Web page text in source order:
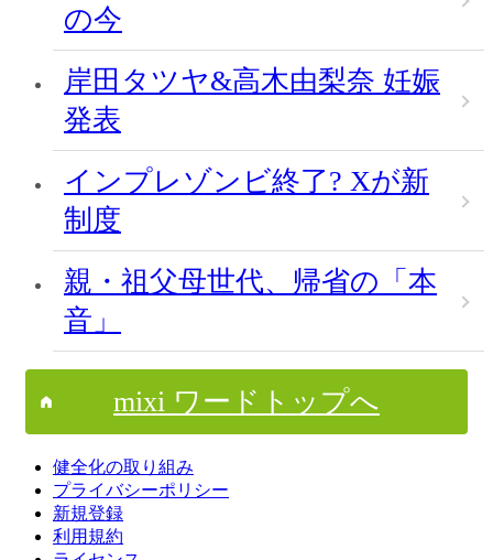
の今
岸田タツヤ&高木由梨奈 妊娠
発表
インプレゾンビ終了? Xが新
制度
親・祖父母世代、帰省の「本
音」
mixi ワードトップへ
健全化の取り組み
プライバシーポリシー
新規登録
利用規約